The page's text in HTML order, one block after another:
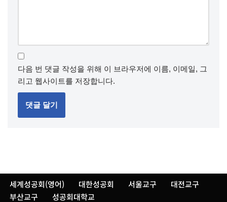
다음 번 댓글 작성을 위해 이 브라우저에 이름, 이메일, 그
리고 웹사이트를 저장합니다.
세계성공회(영어) 대한성공회 서울교구
대전교구
부산교구
성공회대학교